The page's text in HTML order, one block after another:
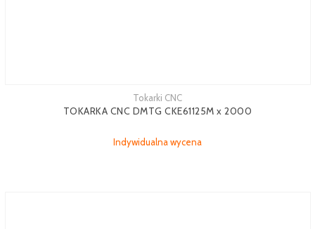
Tokarki CNC
TOKARKA CNC DMTG CKE61125M x 2000
Indywidualna wycena